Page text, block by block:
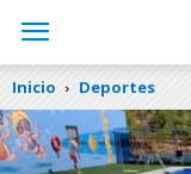
Inicio Deportes